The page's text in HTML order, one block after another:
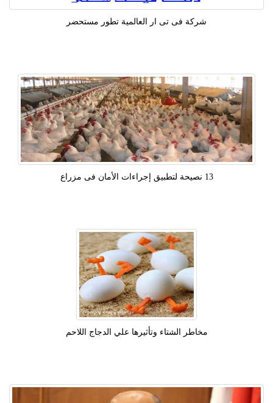
شركة فى تى ار العالمية تطور مستحضر
13 نصيحة لتطبيق إجراءات الأمان فى مزراع
مخاطر الشتاء وتأثيرها علي الدجاج اللاحم